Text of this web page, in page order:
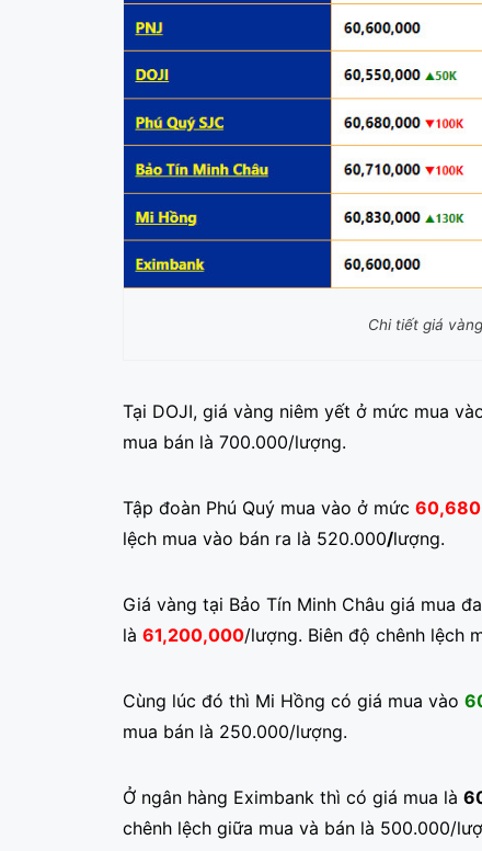
Chi tiết giá
Tại DOJI, giá vàng niêm yết ở mức mua
mua bán là 700.000/lượng.
Tập đoàn Phú Quý mua vào ở mức
lệch mua vào bán ra là 520.000/lượng.
Giá vàng tại Bảo Tín Minh Châu giá mua
là 61,200,000/lượng. Biên độ chênh lệch
Cùng lúc đó thì Mi Hồng có giá mua vào
mua bán là 250.000/lượng.
Ở ngân hàng Eximbank thì có giá mua là
chênh lệch giữa mua và bán là 500.000/